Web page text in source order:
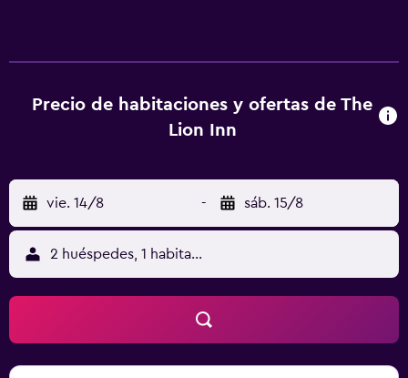
cable gratuita. Algunas habitaciones tienen un balcón con
vistas al jardín, mientras que otras ofrecen acceso directo
ofrece un ambiente francés de época. El restaurante, una
extensión natural de la zona del bar, presenta una
combinación de elementos de época y modernos. El
menú se basa en platos de pub tradicionales con un toque
moderno y contemporáneo. El salón acristalado permite
disfrutar de la cena junto a vistas pintorescas.
Precio de habitaciones y ofertas de The
Lion Inn
vie. 14/8 - sáb. 15/8
2 huéspedes, 1 habitación